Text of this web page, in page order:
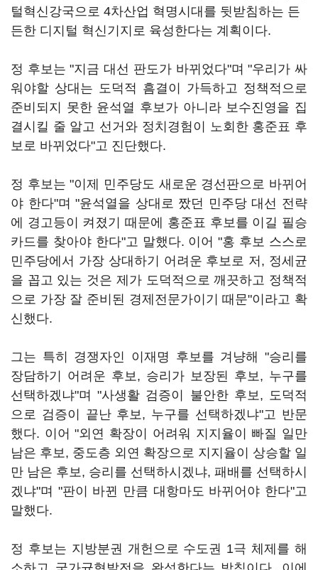
털혁신강국으로 4차산업 혁명시대를 뒷받침하는 든
든한 디지털 혁신기지로 육성한다는 계획이다.
정 후보는 "지금 대선 판도가 바뀌었다"며 "우리가 싸
워야할 상대는 도덕적 흠결이 가득하고 정책적으로
준비되지 못한 윤석열 후보가 아니라 보수진영을 집
결시킬 줄 알고 선거와 정치경험이 노회한 홍준표 후
보로 바뀌었다"고 진단했다.
정 후보는 "이제 민주당도 새로운 경선판으로 바뀌어
야 한다"며 "윤석열을 상대로 짰던 민주당 대선 전략
에 경고등이 켜졌기 때문에 홍준표 후보를 이길 필승
카드를 찾아야 한다"고 말했다. 이어 "홍 후보 스스로
민주당에서 가장 상대하기 어려운 후보로 저, 정세균
을 꼽고 있는 것은 제가 도덕적으로 깨끗하고 정책적
으로 가장 잘 준비된 경제전문가이기 때문"이라고 확
신했다.
그는 특히 경쟁자인 이재명 후보를 겨냥해 "승리를
장담하기 어려운 후보, 승리가 보장된 후보, 누구를
선택하겠냐"며 "사생활 검증이 불안한 후보, 도덕적
으로 검증이 끝난 후보, 누구를 선택하겠냐"고 반문
했다. 이어 "외연 확장이 어려워 지지율이 빠질 일만
남은 후보, 중도층 외연 확장으로 지지율이 상승할 일
만 남은 후보, 승리를 선택하시겠냐, 패배를 선택하시
겠냐"며 "판이 바뀐 만큼 대항마도 바뀌어야 한다"고
말했다.
정 후보는 지방분권 개헌으로 수도권 1극 체제를 해